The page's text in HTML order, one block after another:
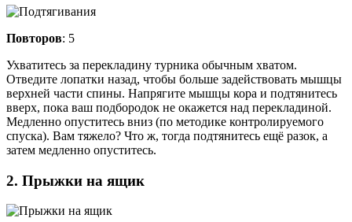
Повторов: 5
Ухватитесь за перекладину турника обычным хватом.
Отведите лопатки назад, чтобы больше задействовать мышцы
верхней части спины. Напрягите мышцы кора и подтянитесь
вверх, пока ваш подбородок не окажется над перекладиной.
Медленно опуститесь вниз (по методике контролируемого
спуска). Вам тяжело? Что ж, тогда подтянитесь ещё разок, а
затем медленно опуститесь.
2. Прыжки на ящик